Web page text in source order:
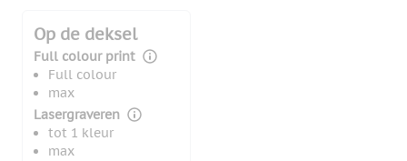
Op de deksel
Full colour print
Full colour
max
Lasergraveren
tot 1 kleur
max